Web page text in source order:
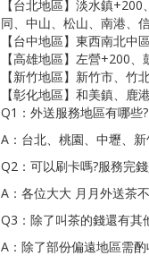
【台北地區】淡水鎮
同、中山、松山、南港、
【台中地區】東西南北
【高雄地區】左營+200
【新竹地區】新竹市、竹
【彰化地區】和美鎮、鹿
Q1：外送服務地區有哪些?
A：台北、桃園、中壢、
Q2：可以刷卡嗎?服務完
A：各位大大 月月外送茶
Q3：除了叫茶的錢還有其
A：除了部份偏遠地區需